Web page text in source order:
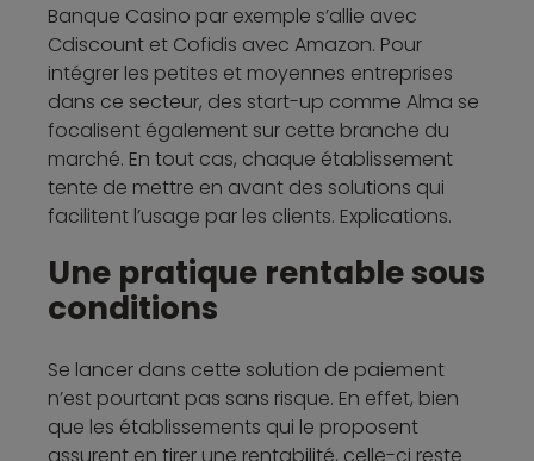
Banque Casino par exemple s’allie avec
Cdiscount et Cofidis avec Amazon. Pour
intégrer les petites et moyennes entreprises
dans ce secteur, des start-up comme Alma se
focalisent également sur cette branche du
marché. En tout cas, chaque établissement
tente de mettre en avant des solutions qui
facilitent l’usage par les clients. Explications.
Une pratique rentable sous
conditions
Se lancer dans cette solution de paiement
n’est pourtant pas sans risque. En effet, bien
que les établissements qui le proposent
assurent en tirer une rentabilité, celle-ci reste